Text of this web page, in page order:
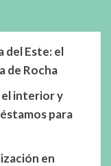
del Este: el
de Rocha
el interior y
para
en